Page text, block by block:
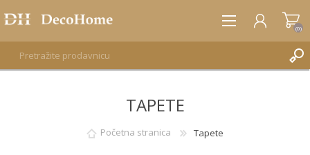
(0)
TAPETE
Početna stranica Tapete